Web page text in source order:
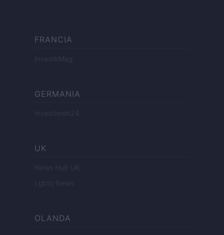
FRANCIA
InvestirMag
GERMANIA
Investieren24
UK
News Hub UK
Lgbtq News
OLANDA